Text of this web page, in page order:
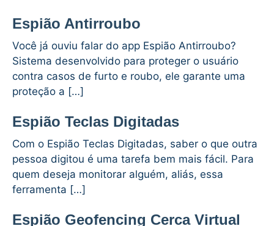
Espião Antirroubo
Você já ouviu falar do app Espião Antirroubo?
Sistema desenvolvido para proteger o usuário
contra casos de furto e roubo, ele garante uma
proteção a […]
Espião Teclas Digitadas
Com o Espião Teclas Digitadas, saber o que outra
pessoa digitou é uma tarefa bem mais fácil. Para
quem deseja monitorar alguém, aliás, essa
ferramenta […]
Espião Geofencing Cerca Virtual